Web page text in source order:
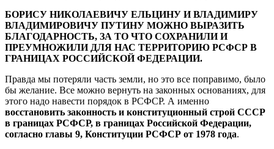
БОРИСУ НИКОЛАЕВИЧУ ЕЛЬЦИНУ И ВЛАДИМИРУ
ВЛАДИМИРОВИЧУ ПУТИНУ МОЖНО ВЫРАЗИТЬ
БЛАГОДАРНОСТЬ, ЗА ТО ЧТО СОХРАНИЛИ И
ПРЕУМНОЖИЛИ ДЛЯ НАС ТЕРРИТОРИЮ РСФСР В
ГРАНИЦАХ РОССИЙСКОЙ ФЕДЕРАЦИИ.
Правда мы потеряли часть земли, но это все поправимо, было
бы желание. Все можно вернуть на законных основаниях, для
этого надо навести порядок в РСФСР. А именно
восстановить законность и конституционный строй СССР
в границах РСФСР, в границах Российской Федерации,
согласно главы 9, Конституции РСФСР от 1978 года.